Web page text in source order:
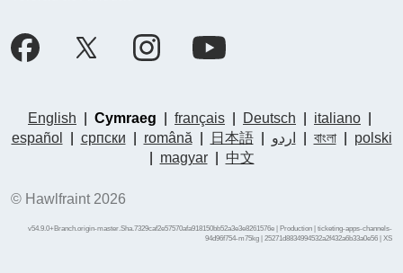
English Cymraeg français Deutsch italiano
español
српски română 日本語| اردو বাংলা|
polski
magyar| 中文
© Hawlfraint 2026
v54.9.0+Branch.origin-master.Sha.7329caf2e57570afa918150bb52a3e3e8261576e | Production | ticketing-apps-channels-
94d96f754-m75kg | 25271d8834994532a2f432a6b33a0e56 | XS